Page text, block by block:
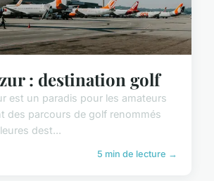
: destination golf
est un paradis pour les amateurs
des parcours de golf renommés
dest...
5 min de lecture →